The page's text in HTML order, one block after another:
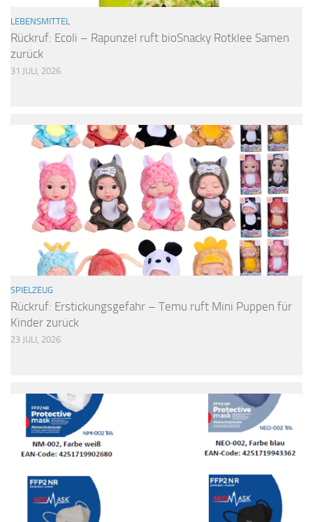
LEBENSMITTEL
Rückruf: Ecoli – Rapunzel ruft bioSnacky Rotklee Samen
zurück
31 JULI, 2026
SPIELZEUG
Rückruf: Erstickungsgefahr – Temu ruft Mini Puppen für
Kinder zurück
23 JULI, 2026